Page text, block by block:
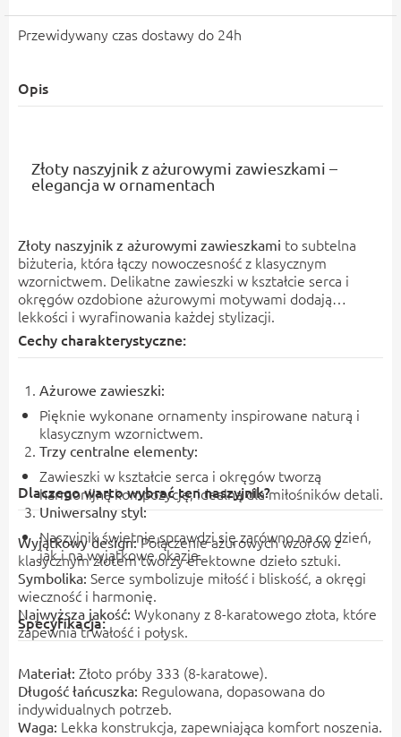
Przewidywany czas dostawy do 24h
Opis
Złoty naszyjnik z ażurowymi zawieszkami –
elegancja w ornamentach
Złoty naszyjnik z ażurowymi zawieszkami to subtelna
biżuteria, która łączy nowoczesność z klasycznym
wzornictwem. Delikatne zawieszki w kształcie serca i
okręgów ozdobione ażurowymi motywami dodają
lekkości i wyrafinowania każdej stylizacji.
Cechy charakterystyczne:
Ażurowe zawieszki:
Pięknie wykonane ornamenty inspirowane naturą i
klasycznym wzornictwem.
Trzy centralne elementy:
Zawieszki w kształcie serca i okręgów tworzą
harmonijną kompozycję, idealną dla miłośników detali.
Uniwersalny styl:
Naszyjnik świetnie sprawdzi się zarówno na co dzień,
jak i na wyjątkowe okazje.
Dlaczego warto wybrać ten naszyjnik?
Wyjątkowy design:Połączenie ażurowych wzorów z
klasycznym złotem tworzy efektowne dzieło sztuki.
Symbolika: Serce symbolizuje miłość i bliskość, a okręgi
wieczność i harmonię.
Najwyższa jakość: Wykonany z 8-karatowego złota, które
zapewnia trwałość i połysk.
Specyfikacja:
Materiał: Złoto próby 333 (8-karatowe).
Długość łańcuszka: Regulowana, dopasowana do
indywidualnych potrzeb.
Waga: Lekka konstrukcja, zapewniająca komfort noszenia.